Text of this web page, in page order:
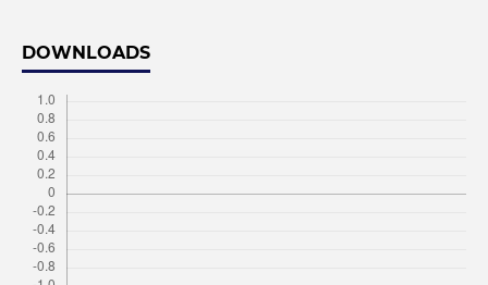
DOWNLOADS